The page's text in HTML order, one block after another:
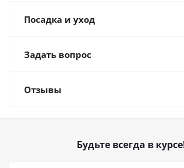
Посадка и уход
Задать вопрос
Отзывы
Будьте всегда в